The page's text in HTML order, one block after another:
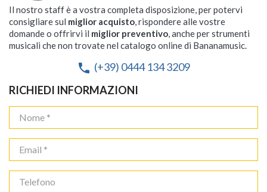
Il nostro staff è a vostra completa disposizione, per potervi
consigliare sul miglior acquisto, rispondere alle vostre
domande o offrirvi il miglior preventivo, anche per strumenti
musicali che non trovate nel catalogo online di Bananamusic.
phone (+39) 0444 134 3209
RICHIEDI INFORMAZIONI